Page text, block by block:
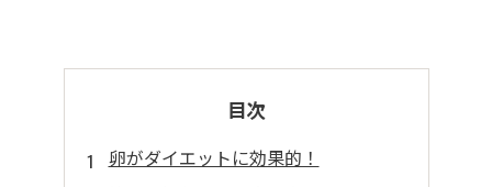
目次
卵がダイエットに効果的！